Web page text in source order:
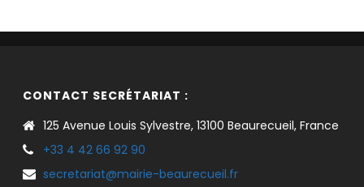
CONTACT SECRÉTARIAT :
125 Avenue Louis Sylvestre, 13100 Beaurecueil, France
+33 4 42 66 92 90
secretariat@mairie-beaurecueil.fr